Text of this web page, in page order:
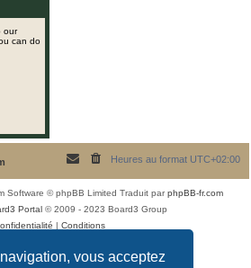
vous acceptez
our
can do
Heures au format UTC+02:00
Software © phpBB Limited Traduit parphpBB-fr.com
Portal© 2009 - 2023 Board3 Group
| Conditions